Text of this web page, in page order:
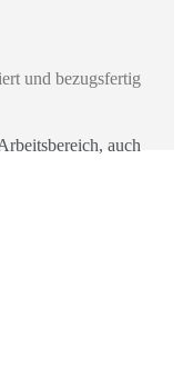
und bezugsfertig
auch
Empfangs- und Ad-